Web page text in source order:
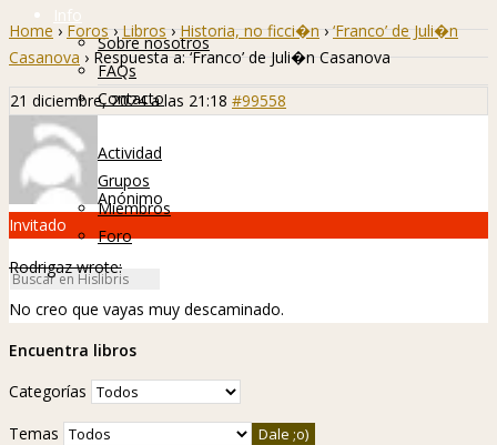
Info
Sobre nosotros
FAQs
Contacto
Hislibreños
Actividad
Grupos
Miembros
Foro
Home › Foros › Libros › Historia, no ficci�n › ‘Franco’ de Juli�n
Casanova › Respuesta a: ‘Franco’ de Juli�n Casanova
21 diciembre, 2024 a las 21:18 #99558
Anónimo
Invitado
Rodrigaz wrote:
No creo que vayas muy descaminado.
Encuentra libros
Categorías
Temas